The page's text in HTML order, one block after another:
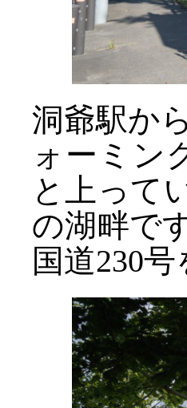
洞爺駅か
ォーミン
と上って
の湖畔で
国道230